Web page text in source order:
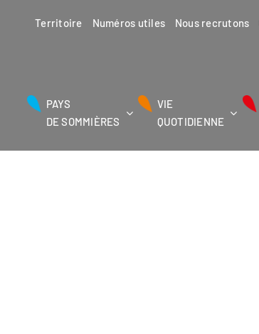
Territoire Numéros utiles Nous recrutons
PAYS
DE SOMMIÈRES
VIE
QUOTIDIENNE